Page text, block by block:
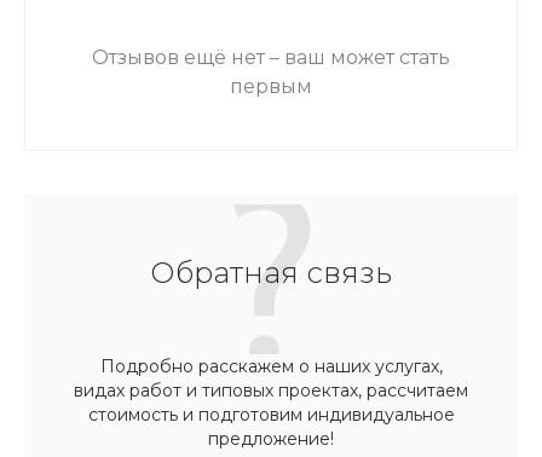
Отзывов ещё нет – ваш может стать
первым
Обратная связь
Подробно расскажем о наших услугах,
видах работ и типовых проектах, рассчитаем
стоимость и подготовим индивидуальное
предложение!